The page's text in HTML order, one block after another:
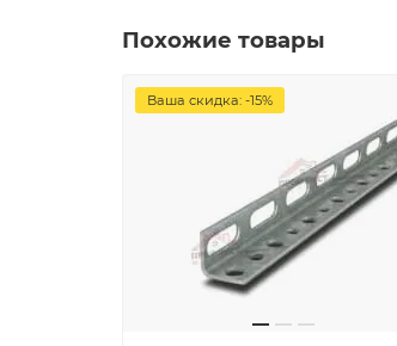
Похожие товары
Ваша скидка: -15%